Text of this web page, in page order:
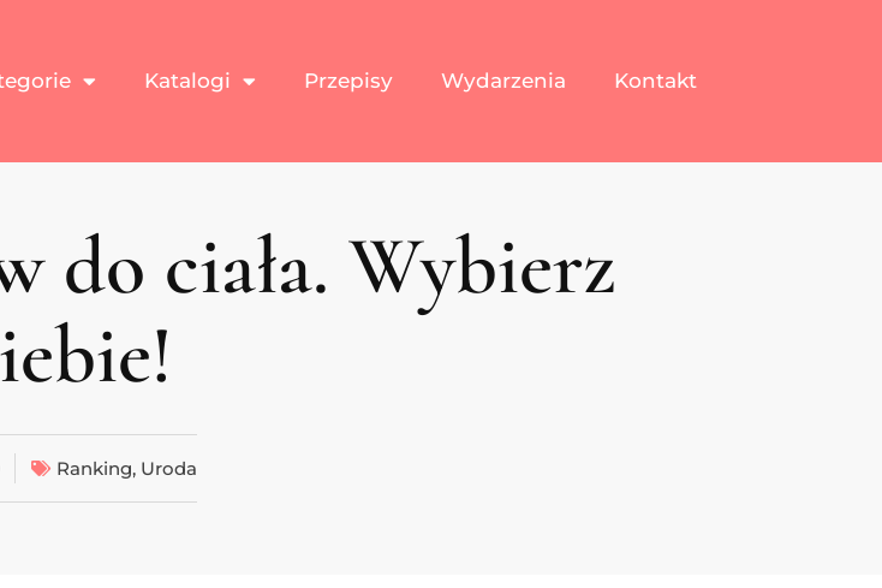
Katalogi Przepisy Wydarzenia Kontakt
do ciała. Wybierz
Ranking, Uroda